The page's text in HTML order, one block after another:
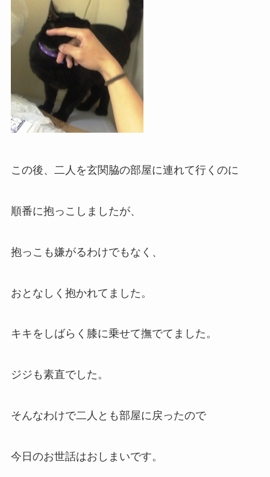
この後、二人を玄関脇の部屋に連れて行くのに
順番に抱っこしましたが、
抱っこも嫌がるわけでもなく、
おとなしく抱かれてました。
キキをしばらく膝に乗せて撫でてました。
ジジも素直でした。
そんなわけで二人とも部屋に戻ったので
今日のお世話はおしまいです。